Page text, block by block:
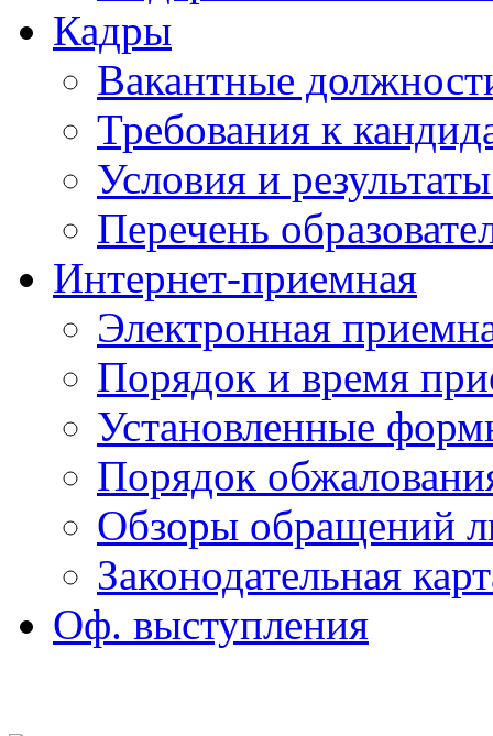
Кадры
Вакантные
Требования к
Условия и
Перечень
Интернет-приемная
Электронная
Порядок и время
Установленные
Порядок
Обзоры обращений
Законодательная
Оф. выступления